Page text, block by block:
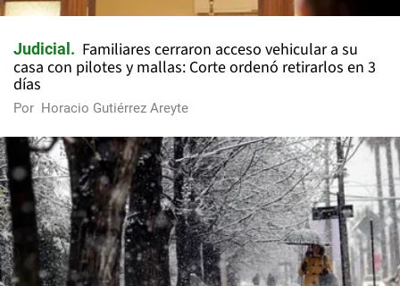
Judicial
Familiares cerraron acceso vehicular a su
casa con pilotes y mallas: Corte ordenó retirarlos en 3
días
Por Horacio Gutiérrez Areyte